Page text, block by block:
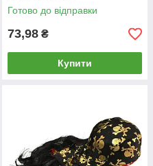
Готово до відправки
73,98 ₴
Купити